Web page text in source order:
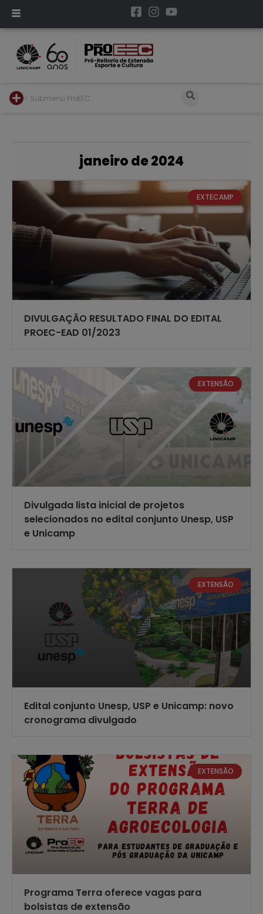
< Submenu ProEEC
janeiro de 2024
EXTECAMP
DIVULGAÇÃO RESULTADO FINAL DO EDITAL
PROEC-EAD 01/2023
EXTENSÃO
Divulgada lista inicial de projetos
selecionados no edital conjunto Unesp, USP
e Unicamp
EXTENSÃO
Edital conjunto Unesp, USP e Unicamp: novo
cronograma divulgado
EXTENSÃO
Programa Terra oferece vagas para
bolsistas de extensão